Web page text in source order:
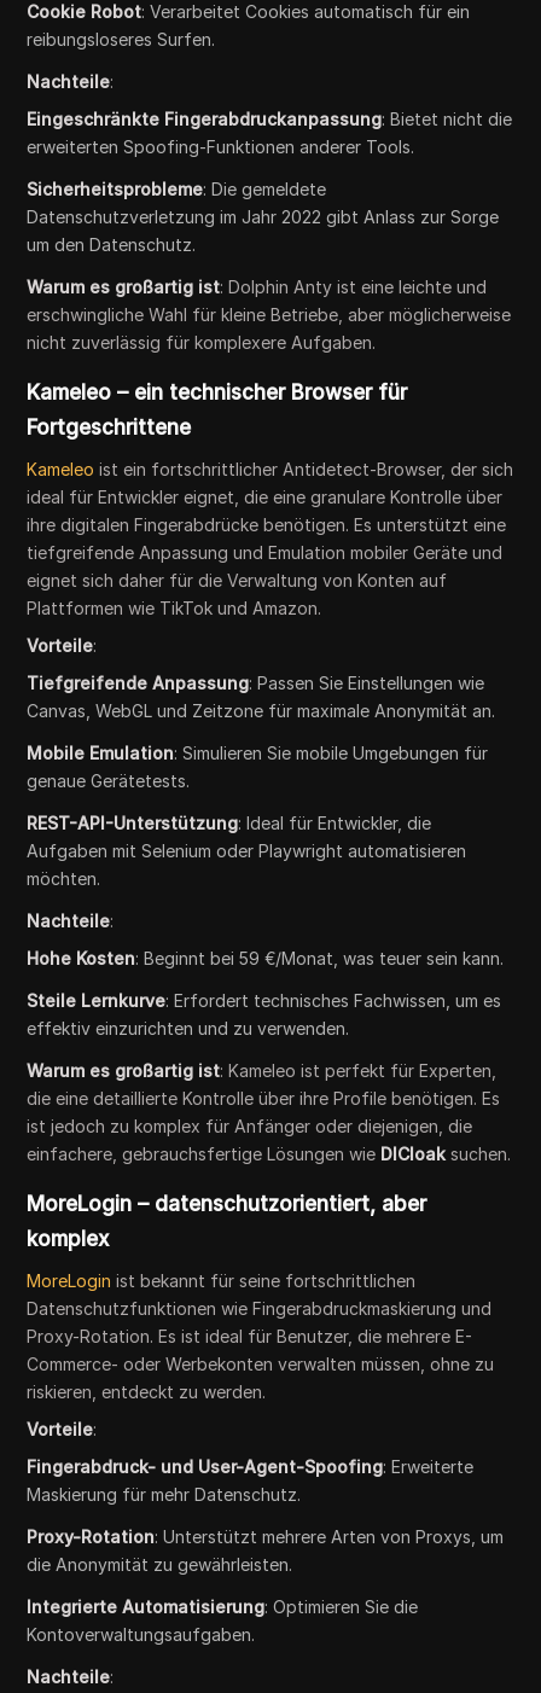
Cookie Robot: Verarbeitet Cookies automatisch für ein
reibungsloseres Surfen.
Nachteile:
Eingeschränkte Fingerabdruckanpassung: Bietet nicht die
erweiterten Spoofing-Funktionen anderer Tools.
Sicherheitsprobleme: Die gemeldete
Datenschutzverletzung im Jahr 2022 gibt Anlass zur Sorge
um den Datenschutz.
Warum es großartig ist: Dolphin Anty ist eine leichte und
erschwingliche Wahl für kleine Betriebe, aber möglicherweise
nicht zuverlässig für komplexere Aufgaben.
Kameleo – ein technischer Browser für
Fortgeschrittene
Kameleo ist ein fortschrittlicher Antidetect-Browser, der sich
ideal für Entwickler eignet, die eine granulare Kontrolle über
ihre digitalen Fingerabdrücke benötigen. Es unterstützt eine
tiefgreifende Anpassung und Emulation mobiler Geräte und
eignet sich daher für die Verwaltung von Konten auf
Plattformen wie TikTok und Amazon.
Vorteile:
Tiefgreifende Anpassung: Passen Sie Einstellungen wie
Canvas, WebGL und Zeitzone für maximale Anonymität an.
Mobile Emulation: Simulieren Sie mobile Umgebungen für
genaue Gerätetests.
REST-API-Unterstützung: Ideal für Entwickler, die
Aufgaben mit Selenium oder Playwright automatisieren
möchten.
Nachteile:
Hohe Kosten: Beginnt bei 59 €/Monat, was teuer sein kann.
Steile Lernkurve: Erfordert technisches Fachwissen, um es
effektiv einzurichten und zu verwenden.
Warum es großartig ist: Kameleo ist perfekt für Experten,
die eine detaillierte Kontrolle über ihre Profile benötigen. Es
ist jedoch zu komplex für Anfänger oder diejenigen, die
einfachere, gebrauchsfertige Lösungen wie DICloak suchen.
MoreLogin – datenschutzorientiert, aber
komplex
MoreLogin ist bekannt für seine fortschrittlichen
Datenschutzfunktionen wie Fingerabdruckmaskierung und
Proxy-Rotation. Es ist ideal für Benutzer, die mehrere E-
Commerce- oder Werbekonten verwalten müssen, ohne zu
riskieren, entdeckt zu werden.
Vorteile:
Fingerabdruck- und User-Agent-Spoofing: Erweiterte
Maskierung für mehr Datenschutz.
Proxy-Rotation: Unterstützt mehrere Arten von Proxys, um
die Anonymität zu gewährleisten.
Integrierte Automatisierung: Optimieren Sie die
Kontoverwaltungsaufgaben.
Nachteile: